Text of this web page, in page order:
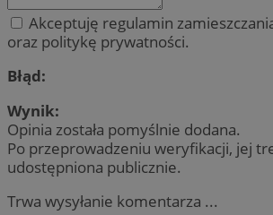
Akceptuję regulamin
oraz politykę prywatności.
Błąd:
Wynik:
Opinia została pomyślnie dodana.
Po przeprowadzeniu weryfikacji, jej
udostępniona publicznie.
Trwa wysyłanie komentarza ...